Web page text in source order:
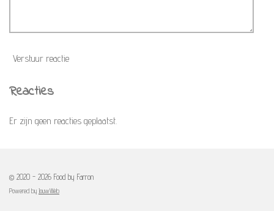
Verstuur reactie
Reacties
Er zijn geen reacties geplaatst.
© 2020 - 2026 Food by Farron
Powered by JouwWeb